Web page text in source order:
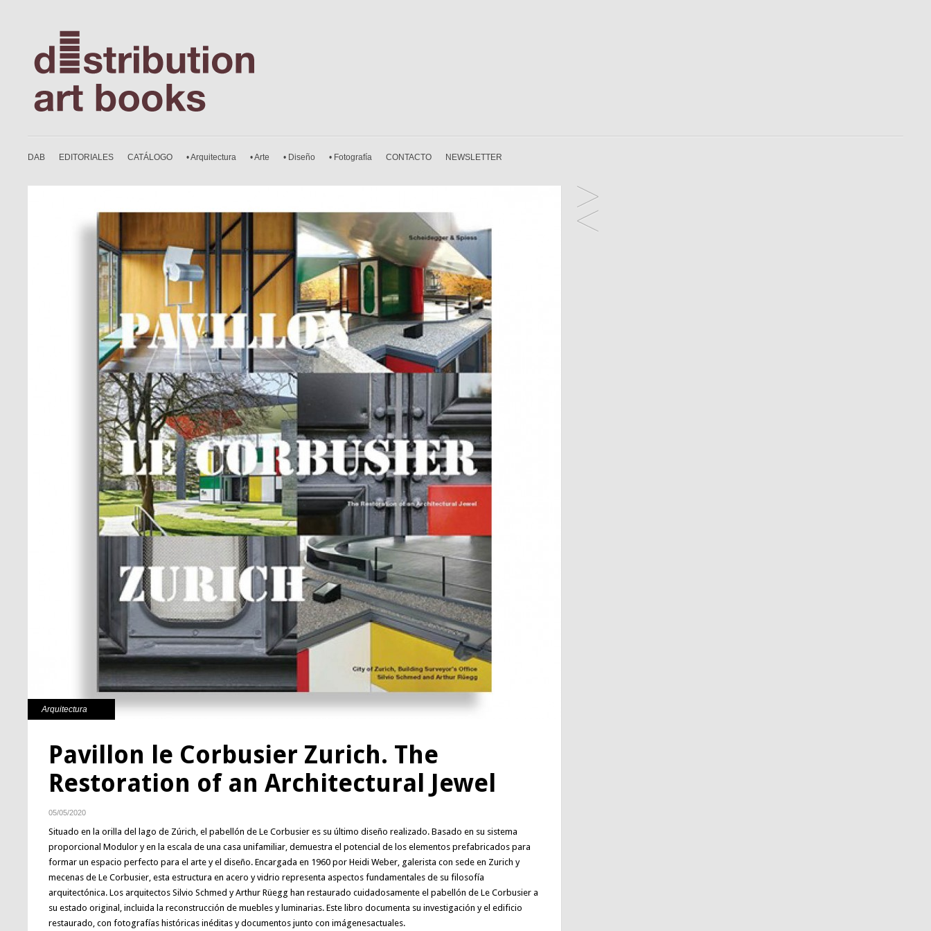
DAB EDITORIALES CATÁLOGO • Arquitectura • Arte • Diseño • Fotografía CONTACTO NEWSLETTER
Arquitectura
Pavillon le Corbusier Zurich. The
Restoration of an Architectural Jewel
05/05/2020
Situado en la orilla del lago de Zúrich, el pabellón de Le Corbusier es su último diseño realizado. Basado en su sistema
proporcional Modulor y en la escala de una casa unifamiliar, demuestra el potencial de los elementos prefabricados para
formar un espacio perfecto para el arte y el diseño. Encargada en 1960 por Heidi Weber, galerista con sede en Zurich y
mecenas de Le Corbusier, esta estructura en acero y vidrio representa aspectos fundamentales de su filosofía
arquitectónica. Los arquitectos Silvio Schmed y Arthur Rüegg han restaurado cuidadosamente el pabellón de Le Corbusier a
su estado original, incluida la reconstrucción de muebles y luminarias. Este libro documenta su investigación y el edificio
restaurado, con fotografías históricas inéditas y documentos junto con imágenesactuales.